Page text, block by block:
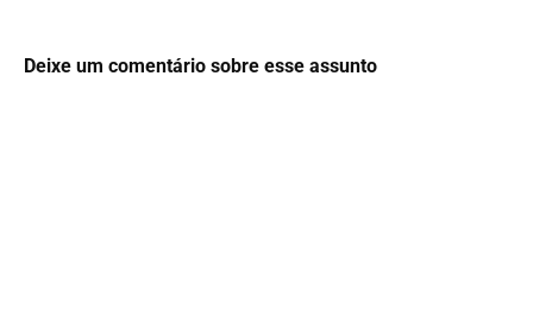
Deixe um comentário sobre esse assunto